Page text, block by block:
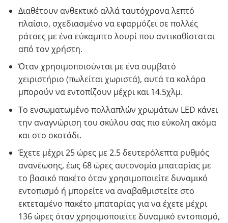
Διαθέτουν ανθεκτικό αλλά ταυτόχρονα λεπτό
πλαίσιο, σχεδιασμένο να εφαρμόζει σε πολλές
ράτσες με ένα εύκαμπτο λουρί που αντικαθίσταται
από τον χρήστη.
Όταν χρησιμοποιούνται με ένα συμβατό
χειριστήριο (πωλείται χωριστά), αυτά τα κολάρα
μπορούν να εντοπίζουν μέχρι και 14.5χλμ.
Το ενσωματωμένο πολλαπλών χρωμάτων LED κάνει
την αναγνώριση του σκύλου σας πιο εύκολη ακόμα
και στο σκοτάδι.
Έχετε μέχρι 25 ώρες με 2.5 δευτερόλεπτα ρυθμός
ανανέωσης, έως 68 ώρες αυτονομία μπαταρίας με
το βασικό πακέτο όταν χρησιμοποιείτε δυναμικό
εντοπισμό ή μπορείτε να αναβαθμιστείτε στο
εκτεταμένο πακέτο μπαταρίας για να έχετε μέχρι
136 ώρες όταν χρησιμοποιείτε δυναμικό εντοπισμό,